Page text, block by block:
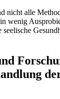
nicht‍ alle
wenig